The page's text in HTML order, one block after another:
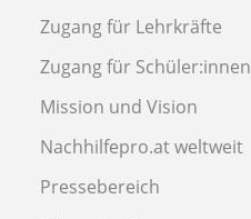
Zugang für Lehrkräfte
Zugang für Schüler:innen
Mission und Vision
Nachhilfepro.at weltweit
Pressebereich